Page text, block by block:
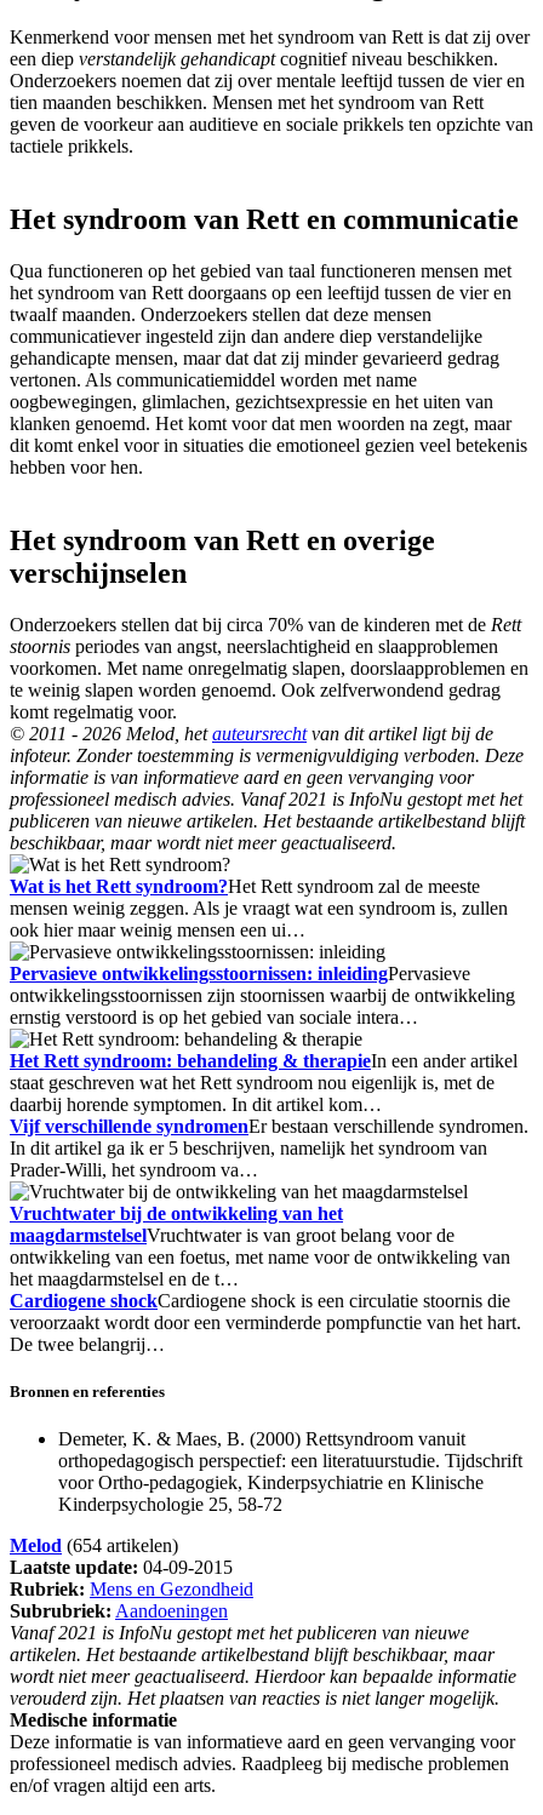
Kenmerkend voor mensen met het syndroom van Rett is dat zij over
een diep verstandelijk gehandicaptcognitief niveau beschikken.
Onderzoekers noemen dat zij over mentale leeftijd tussen de vier en
tien maanden beschikken. Mensen met het syndroom van Rett
geven de voorkeur aan auditieve en sociale prikkels ten opzichte van
tactiele prikkels.
Het syndroom van Rett en communicatie
Qua functioneren op het gebied van taal functioneren mensen met
het syndroom van Rett doorgaans op een leeftijd tussen de vier en
twaalf maanden. Onderzoekers stellen dat deze mensen
communicatiever ingesteld zijn dan andere diep verstandelijke
gehandicapte mensen, maar dat dat zij minder gevarieerd gedrag
vertonen. Als communicatiemiddel worden met name
oogbewegingen, glimlachen, gezichtsexpressie en het uiten van
klanken genoemd. Het komt voor dat men woorden na zegt, maar
dit komt enkel voor in situaties die emotioneel gezien veel betekenis
hebben voor hen.
Het syndroom van Rett en overige
verschijnselen
Onderzoekers stellen dat bij circa 70% van de kinderen met de Rett
stoornis periodes van angst, neerslachtigheid en slaapproblemen
voorkomen. Met name onregelmatig slapen, doorslaapproblemen en
te weinig slapen worden genoemd. Ook zelfverwondend gedrag
komt regelmatig voor.
© 2011 - 2026 Melod, hetauteursrechtvan dit artikel ligt bij de
infoteur. Zonder toestemming is vermenigvuldiging verboden. Deze
informatie is van informatieve aard en geen vervanging voor
professioneel medisch advies. Vanaf 2021 is InfoNu gestopt met het
publiceren van nieuwe artikelen. Het bestaande artikelbestand blijft
beschikbaar, maar wordt niet meer geactualiseerd.
Wat is het Rett syndroom?Het Rett syndroom zal de meeste
mensen weinig zeggen. Als je vraagt wat een syndroom is, zullen
ook hier maar weinig mensen een ui…
Pervasieve ontwikkelingsstoornissen: inleidingPervasieve
ontwikkelingsstoornissen zijn stoornissen waarbij de ontwikkeling
ernstig verstoord is op het gebied van sociale intera…
Het Rett syndroom: behandeling & therapieIn een ander artikel
staat geschreven wat het Rett syndroom nou eigenlijk is, met de
daarbij horende symptomen. In dit artikel kom…
Vijf verschillende syndromenEr bestaan verschillende syndromen.
In dit artikel ga ik er 5 beschrijven, namelijk het syndroom van
Prader-Willi, het syndroom va…
Vruchtwater bij de ontwikkeling van het
maagdarmstelselVruchtwater is van groot belang voor de
ontwikkeling van een foetus, met name voor de ontwikkeling van
het maagdarmstelsel en de t…
Cardiogene shockCardiogene shock is een circulatie stoornis die
veroorzaakt wordt door een verminderde pompfunctie van het hart.
De twee belangrij…
Bronnen en referenties
Demeter, K. & Maes, B. (2000) Rettsyndroom vanuit
orthopedagogisch perspectief: een literatuurstudie. Tijdschrift
voor Ortho-pedagogiek, Kinderpsychiatrie en Klinische
Kinderpsychologie 25, 58-72
Melod (654 artikelen)
Laatste update: 04-09-2015
Rubriek: Mens en Gezondheid
Subrubriek: Aandoeningen
Vanaf 2021 is InfoNu gestopt met het publiceren van nieuwe
artikelen. Het bestaande artikelbestand blijft beschikbaar, maar
wordt niet meer geactualiseerd. Hierdoor kan bepaalde informatie
verouderd zijn. Het plaatsen van reacties is niet langer mogelijk.
Medische informatie
Deze informatie is van informatieve aard en geen vervanging voor
professioneel medisch advies. Raadpleeg bij medische problemen
en/of vragen altijd een arts.